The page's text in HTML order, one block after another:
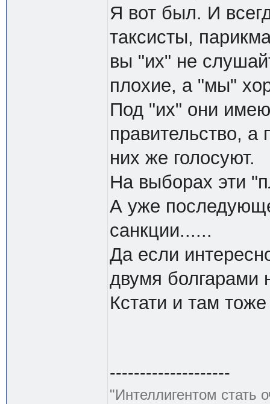
Я вот был. И
таксисты,
вы "их" не
плохие, а "мы"
Под "их" они
правительство,
них же голосуют.
На выборах эти
А уже
санкции......
Да если
двумя болгарами
Кстати и там
--------------------
"Интеллигентом стать